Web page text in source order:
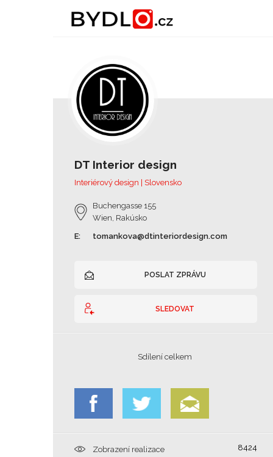
DT Interior design
Interiérový design | Slovensko
Buchengasse 155
Wien, Rakúsko
E:
tomankova@dtinteriordesign.com
POSLAT ZPRÁVU
SLEDOVAT
Sdílení celkem
Zobrazení realizace
8424